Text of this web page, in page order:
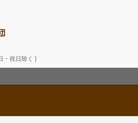
・祝日除く ]